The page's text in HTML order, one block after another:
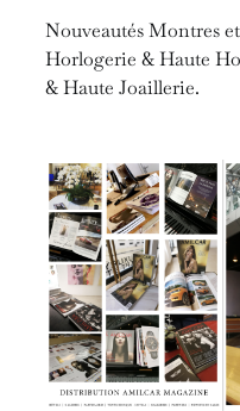
Nouveautés Montres
Horlogerie & Haute
& Haute Joaillerie.